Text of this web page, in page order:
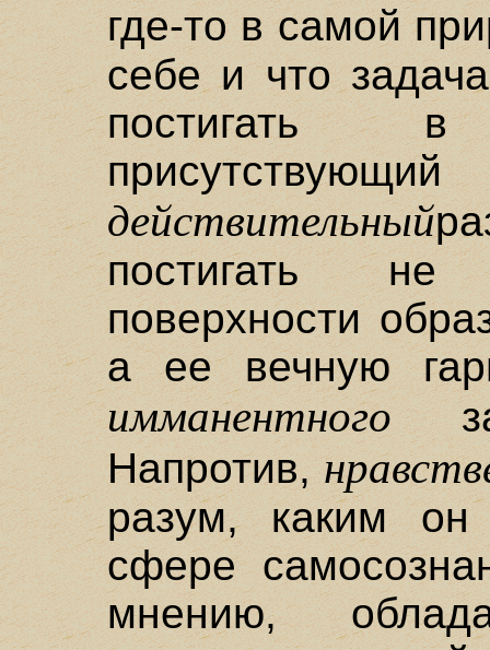
где-то в самой
себе и что
постигать
действительный
постигать
поверхности
а ее вечную
имманентного
Напротив,
разум, каким он
сфере
мнению,